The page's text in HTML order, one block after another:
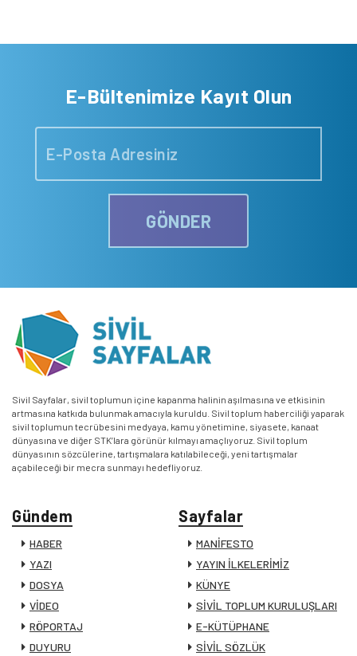
E-Bültenimize Kayıt Olun
GÖNDER
Sivil Sayfalar, sivil toplumun içine kapanma halinin aşılmasına ve etkisinin
artmasına katkıda bulunmak amacıyla kuruldu. Sivil toplum haberciliği yaparak
sivil toplumun tecrübesini medyaya, kamu yönetimine, siyasete, kanaat
dünyasına ve diğer STK’lara görünür kılmayı amaçlıyoruz. Sivil toplum
dünyasının sözcülerine, tartışmalara katılabileceği, yeni tartışmalar
açabileceği bir mecra sunmayı hedefliyoruz.
Gündem
HABER
YAZI
DOSYA
VİDEO
RÖPORTAJ
DUYURU
Sayfalar
MANİFESTO
YAYIN İLKELERİMİZ
KÜNYE
SİVİL TOPLUM KURULUŞLARI
E-KÜTÜPHANE
SİVİL SÖZLÜK